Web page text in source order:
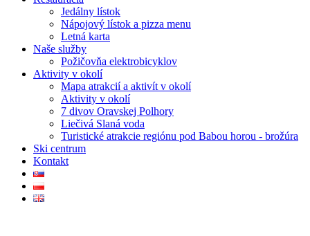
Jedálny lístok
Nápojový lístok a pizza menu
Letná karta
Naše služby
Požičovňa elektrobicyklov
Aktivity v okolí
Mapa atrakcií a aktivít v okolí
Aktivity v okolí
7 divov Oravskej Polhory
Liečivá Slaná voda
Turistické atrakcie regiónu pod Babou horou - brožúra
Ski centrum
Kontakt